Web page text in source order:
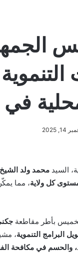
2025
السيد محمد ولد الشيخ
كل ولاية، مما
بأطر مقاطعة
البرامج التنموية،
والحسم في مكافحة